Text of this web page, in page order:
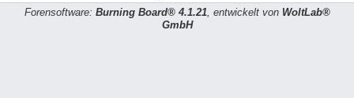
Forensoftware: Burning Board® 4.1.21, entwickelt von WoltLab®
GmbH